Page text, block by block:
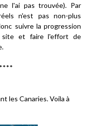
l'ai pas trouvée). Par
n'est pas non-plus
suivre la progression
site et faire l'effort de
les Canaries. Voila à